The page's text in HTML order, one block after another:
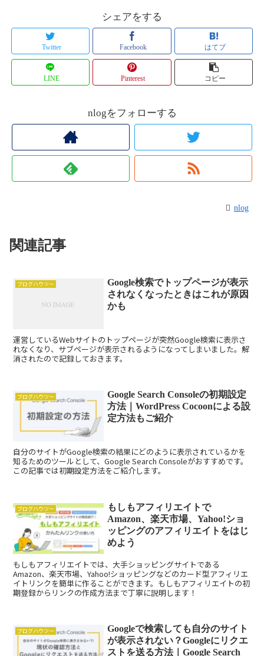
シェアをする
Twitter Facebook はてブ
LINE Pinterest コピー
nlogをフォローする
nlog
関連記事
ブログハウツー
Google検索でトップページが表示
されなくなったときはこれが原因
かも
運営しているWebサイトのトップページが突然Google検索に表示さ
れなくなり、サブページが表示されるようになってしまいました。解
消されたので記録しておきます。
ブログハウツー
Google Search Consoleの初期設定
方法｜WordPress Cocoonによる設
定方法もご紹介
自分のサイトがGoogle検索の結果にどのように表示されているかを
知るためのツールとして、Google Search Consoleがおすすめです。
この記事では初期設定方法をご紹介します。
ブログハウツー
もしもアフィリエイトで
Amazon、楽天市場、Yahoo!ショ
ッピングのアフィリエイトをはじ
めよう
もしもアフィリエイトでは、大手ショッピングサイトである
Amazon、楽天市場、Yahoo!ショッピングなどのカード型アフィリエ
イトリンクを簡単に作ることができます。もしもアフィリエイトの初
期登録からリンクの作成方法まで丁寧に説明します！
ブログハウツー
Googleで検索しても自分のサイト
が表示されない？Googleにリクエ
ストを送る方法｜Google Search